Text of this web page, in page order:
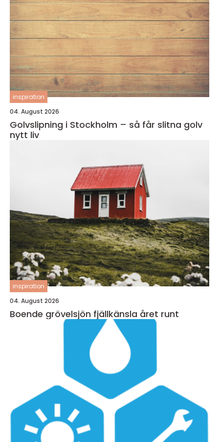
inspiration
04. August 2026
Golvslipning i Stockholm – så får slitna golv
nytt liv
inspiration
04. August 2026
Boende grövelsjön fjällkänsla året runt